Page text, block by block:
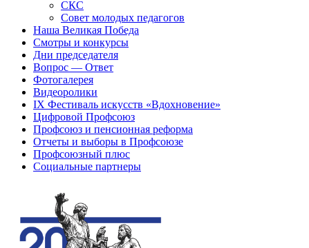
СКС
Совет молодых педагогов
Наша Великая Победа
Смотры и конкурсы
Дни председателя
Вопрос — Ответ
Фотогалерея
Видеоролики
IX Фестиваль искусств «Вдохновение»
Цифровой Профсоюз
Профсоюз и пенсионная реформа
Отчеты и выборы в Профсоюзе
Профсоюзный плюс
Социальные партнеры